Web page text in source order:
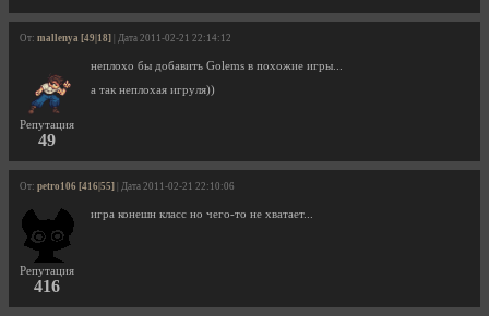
От: mallenya [49|18] | Дата 2011-02-21 22:14:12
Репутация
49
неплохо бы добавить Golems в похожие игры...
а так неплохая игруля))
От: petro106 [416|55] | Дата 2011-02-21 22:10:06
Репутация
416
игра конешн класс но чего-то не хватает...